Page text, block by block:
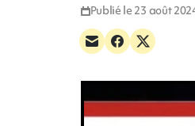
Publié le 23 août